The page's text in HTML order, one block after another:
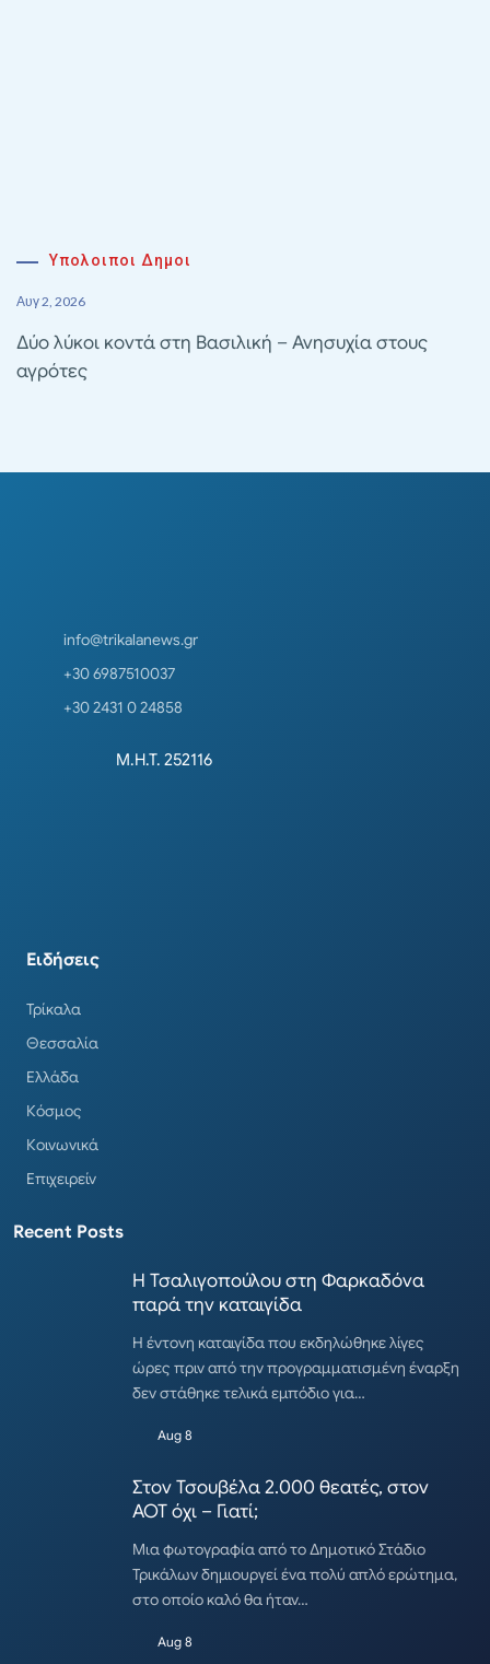
Υπολοιποι Δημοι
Αυγ 2, 2026
Δύο λύκοι κοντά στη Βασιλική – Ανησυχία στους
αγρότες
info@trikalanews.gr
+30 6987510037
+30 2431 0 24858
Μ.Η.Τ. 252116
Ειδήσεις
Τρίκαλα
Θεσσαλία
Ελλάδα
Κόσμος
Κοινωνικά
Επιχειρείν
Recent Posts
Η Τσαλιγοπούλου στη Φαρκαδόνα
παρά την καταιγίδα
Η έντονη καταιγίδα που εκδηλώθηκε λίγες
ώρες πριν από την προγραμματισμένη έναρξη
δεν στάθηκε τελικά εμπόδιο για…
Aug 8
Στον Τσουβέλα 2.000 θεατές, στον
ΑΟΤ όχι – Γιατί;
Μια φωτογραφία από το Δημοτικό Στάδιο
Τρικάλων δημιουργεί ένα πολύ απλό ερώτημα,
στο οποίο καλό θα ήταν…
Aug 8